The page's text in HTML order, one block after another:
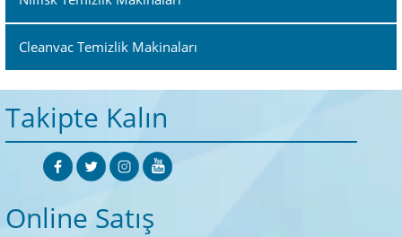
Cleanvac Temizlik Makinaları
Takipte Kalın
Online Satış